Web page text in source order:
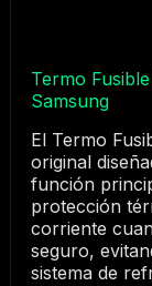
Termo
Samsung
El Termo
original
función
protección
corriente
seguro,
sistema de